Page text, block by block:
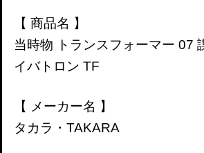
【 商品名 】
当時物 トランスフォーマー 07
イバトロン TF
【 メーカー名 】
タカラ・TAKARA